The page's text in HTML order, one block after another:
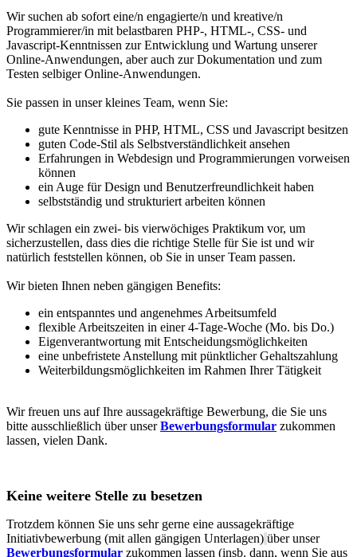
Wir suchen ab sofort eine/n engagierte/n und kreative/n
Programmierer/in mit belastbaren PHP-, HTML-, CSS- und
Javascript-Kenntnissen zur Entwicklung und Wartung unserer
Online-Anwendungen, aber auch zur Dokumentation und zum
Testen selbiger Online-Anwendungen.
Sie passen in unser kleines Team, wenn Sie:
gute Kenntnisse in PHP, HTML, CSS und Javascript besitzen
guten Code-Stil als Selbstverständlichkeit ansehen
Erfahrungen in Webdesign und Programmierungen vorweisen
können
ein Auge für Design und Benutzerfreundlichkeit haben
selbstständig und strukturiert arbeiten können
Wir schlagen ein zwei- bis vierwöchiges Praktikum vor, um
sicherzustellen, dass dies die richtige Stelle für Sie ist und wir
natürlich feststellen können, ob Sie in unser Team passen.
Wir bieten Ihnen neben gängigen Benefits:
ein entspanntes und angenehmes Arbeitsumfeld
flexible Arbeitszeiten in einer 4-Tage-Woche (Mo. bis Do.)
Eigenverantwortung mit Entscheidungsmöglichkeiten
eine unbefristete Anstellung mit pünktlicher Gehaltszahlung
Weiterbildungsmöglichkeiten im Rahmen Ihrer Tätigkeit
Wir freuen uns auf Ihre aussagekräftige Bewerbung, die Sie uns
bitte ausschließlich über unserBewerbungsformular zukommen
lassen, vielen Dank.
Keine weitere Stelle zu besetzen
Trotzdem können Sie uns sehr gerne eine aussagekräftige
Initiativbewerbung (mit allen gängigen Unterlagen) über unser
Bewerbungsformular zukommen lassen (insb. dann, wenn Sie aus